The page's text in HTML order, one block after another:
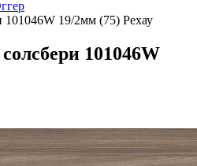
19/2мм (75) Рехау
101046W